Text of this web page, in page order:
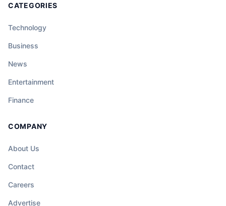
CATEGORIES
Technology
Business
News
Entertainment
Finance
COMPANY
About Us
Contact
Careers
Advertise